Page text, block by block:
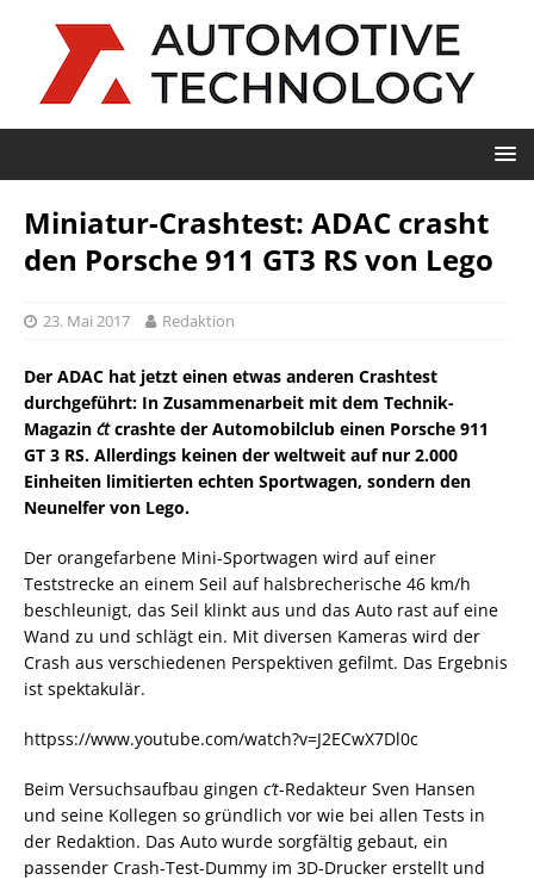
Miniatur-Crashtest: ADAC crasht
den Porsche 911 GT3 RS von Lego
23. Mai 2017 Redaktion
Der ADAC hat jetzt einen etwas anderen Crashtest
durchgeführt: In Zusammenarbeit mit dem Technik-
Magazin c´tcrashte der Automobilclub einen Porsche 911
GT 3 RS. Allerdings keinen der weltweit auf nur 2.000
Einheiten limitierten echten Sportwagen, sondern den
Neunelfer von Lego.
Der orangefarbene Mini-Sportwagen wird auf einer
Teststrecke an einem Seil auf halsbrecherische 46 km/h
beschleunigt, das Seil klinkt aus und das Auto rast auf eine
Wand zu und schlägt ein. Mit diversen Kameras wird der
Crash aus verschiedenen Perspektiven gefilmt. Das Ergebnis
ist spektakulär.
httpss://www.youtube.com/watch?v=J2ECwX7Dl0c
Beim Versuchsaufbau gingen c’t-Redakteur Sven Hansen
und seine Kollegen so gründlich vor wie bei allen Tests in
der Redaktion. Das Auto wurde sorgfältig gebaut, ein
passender Crash-Test-Dummy im 3D-Drucker erstellt und